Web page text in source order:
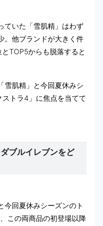
ていた「雪肌精」はわず
。他ブランドが大きく件
TOP5からも脱落すると
雪肌精」と今回夏休みシ
トラ4」に焦点を当てて
ブルイレブンをど
今回夏休みシーズンのト
この両商品の初登場以降